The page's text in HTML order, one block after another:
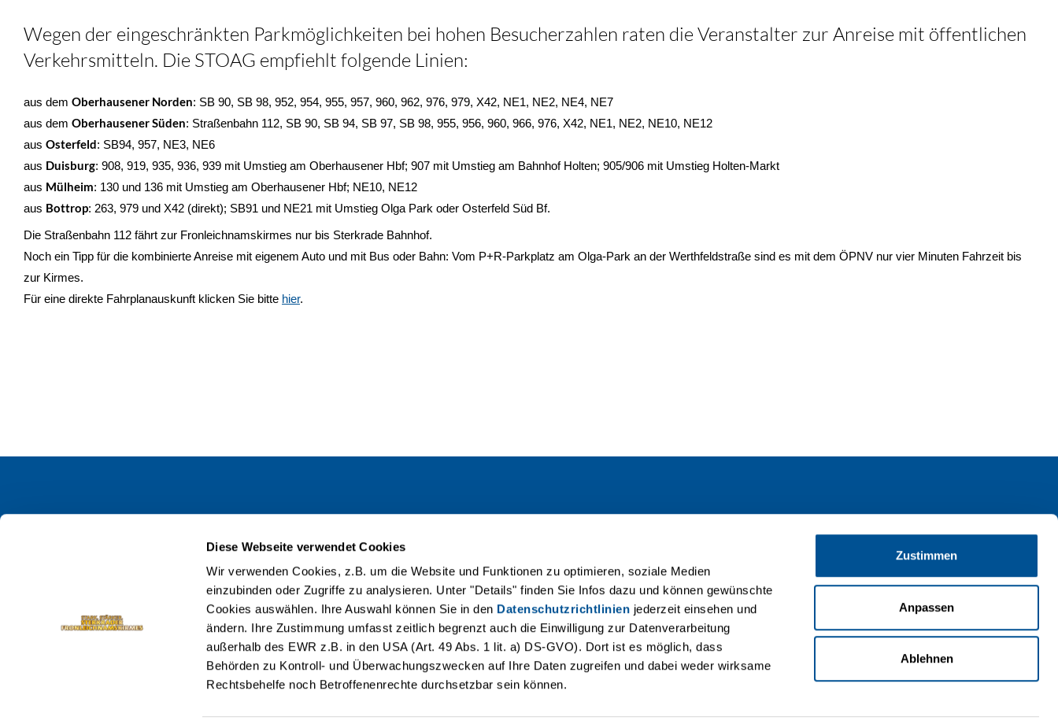
Diese Webseite verwendet Cookies
Wir verwenden Cookies, z.B. um die Website und Funktionen zu optimieren, soziale Medien
einzubinden oder Zugriffe zu analysieren. Unter "Details" finden Sie Infos dazu und können gewünschte
Cookies auswählen. Ihre Auswahl können Sie in den Datenschutzrichtlinien jederzeit einsehen und
ändern. Ihre Zustimmung umfasst zeitlich begrenzt auch die Einwilligung zur Datenverarbeitung
außerhalb des EWR z.B. in den USA (Art. 49 Abs. 1 lit. a) DS-GVO). Dort ist es möglich, dass
Behörden zu Kontroll- und Überwachungszwecken auf Ihre Daten zugreifen und dabei weder wirksame
Rechtsbehelfe noch Betroffenenrechte durchsetzbar sein können.
Zustimmen
Anpassen
Ablehnen
Wegen der eingeschränkten Parkmöglichkeiten bei hohen Besucherzahlen raten die Veranstalter zur Anreise mit öffentlichen
Verkehrsmitteln. Die STOAG empfiehlt folgende Linien:
aus dem Oberhausener Norden: SB 90, SB 98, 952, 954, 955, 957, 960, 962, 976, 979, X42, NE1, NE2, NE4, NE7
aus dem Oberhausener Süden: Straßenbahn 112, SB 90, SB 94, SB 97, SB 98, 955, 956, 960, 966, 976, X42, NE1, NE2, NE10, NE12
aus Osterfeld: SB94, 957, NE3, NE6
aus Duisburg: 908, 919, 935, 936, 939 mit Umstieg am Oberhausener Hbf; 907 mit Umstieg am Bahnhof Holten; 905/906 mit Umstieg Holten-Markt
aus Mülheim: 130 und 136 mit Umstieg am Oberhausener Hbf; NE10, NE12
aus Bottrop: 263, 979 und X42 (direkt); SB91 und NE21 mit Umstieg Olga Park oder Osterfeld Süd Bf.
Die Straßenbahn 112 fährt zur Fronleichnamskirmes nur bis Sterkrade Bahnhof.
Noch ein Tipp für die kombinierte Anreise mit eigenem Auto und mit Bus oder Bahn: Vom P+R-Parkplatz am Olga-Park an der Werthfeldstraße sind es mit dem ÖPNV nur vier Minuten Fahrzeit bis
zur Kirmes.
Für eine direkte Fahrplanauskunft klicken Sie bitte hier.
Fotogalerie Videogalerie
Über die Kirmes Social Media
Großfahrgeschäfte